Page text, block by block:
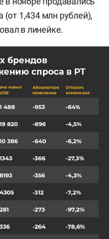
(от 1,434 млн рублей),
в линейке.